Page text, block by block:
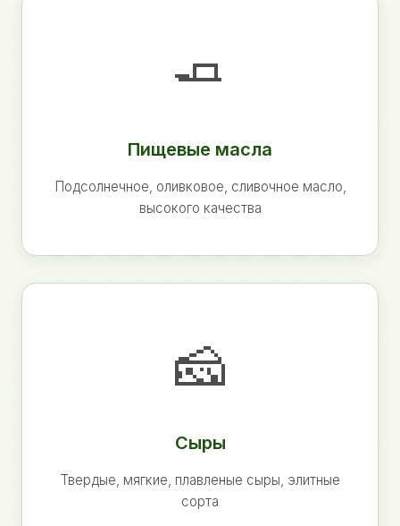
🧈
Пищевые масла
Подсолнечное, оливковое, сливочное масло,
высокого качества
🧀
Сыры
Твердые, мягкие, плавленые сыры, элитные
сорта